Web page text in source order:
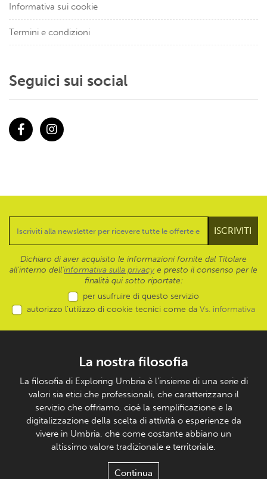
Informativa sui cookie
Termini e condizioni
Seguici sui social
Dichiaro di aver acquisito le informazioni fornite dal Titolare
all’interno dell'informativa sulla privacy e presto il consenso per le
finalità qui sotto riportate:
per usufruire di questo servizio
autorizzo l’utilizzo di cookie tecnici come da Vs. informativa
La nostra filosofia
La filosofia di Exploring Umbria è l’insieme di una serie di
valori sia etici che professionali, che caratterizzano il
servizio che offriamo, cioè la semplificazione e la
digitalizzazione della scelta di attività o esperienze da
vivere in Umbria, che come costante abbiano un
altissimo valore tradizionale e territoriale.
Continua